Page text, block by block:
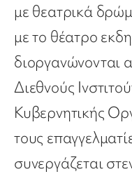
με θεατρικά
με το θέατρο
διοργανώνονται
Διεθνούς
Κυβερνητικής
τους
συνεργάζεται